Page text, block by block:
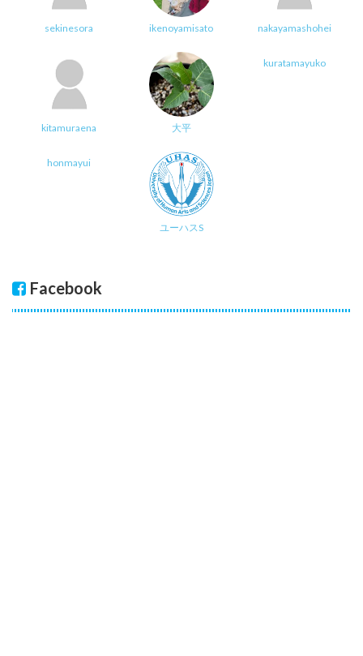
sekinesora ikenoyamisato nakayamashohei
kitamuraena 大平
kuratamayuko
honmayui
ユーハスS
Facebook